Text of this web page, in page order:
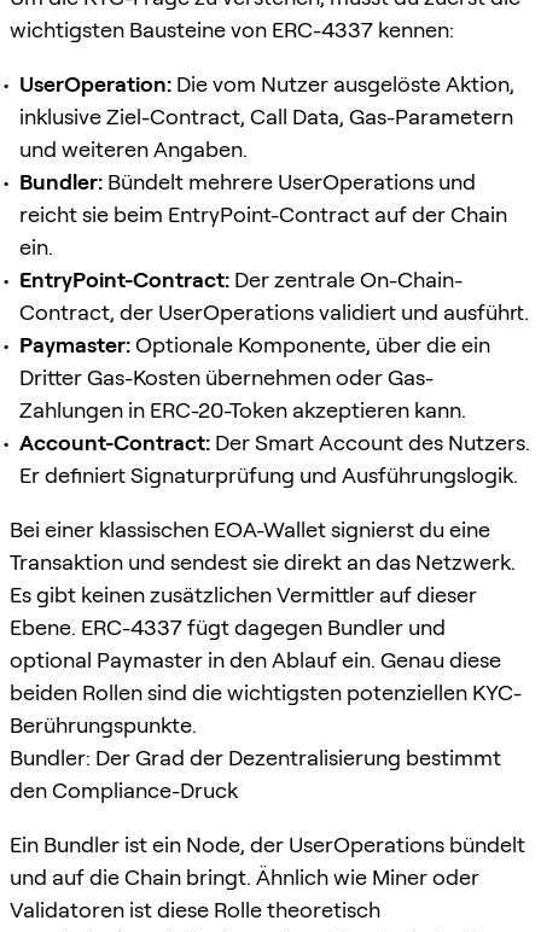
wichtigsten Bausteine von ERC-4337 kennen:
UserOperation: Die vom Nutzer ausgelöste Aktion,
inklusive Ziel-Contract, Call Data, Gas-Parametern
und weiteren Angaben.
Bundler: Bündelt mehrere UserOperations und
reicht sie beim EntryPoint-Contract auf der Chain
ein.
EntryPoint-Contract: Der zentrale On-Chain-
Contract, der UserOperations validiert und ausführt.
Paymaster:Optionale Komponente, über die ein
Dritter Gas-Kosten übernehmen oder Gas-
Zahlungen in ERC-20-Token akzeptieren kann.
Account-Contract: Der Smart Account des Nutzers.
Er definiert Signaturprüfung und Ausführungslogik.
Bei einer klassischen EOA-Wallet signierst du eine
Transaktion und sendest sie direkt an das Netzwerk.
Es gibt keinen zusätzlichen Vermittler auf dieser
Ebene. ERC-4337 fügt dagegen Bundler und
optional Paymaster in den Ablauf ein. Genau diese
beiden Rollen sind die wichtigsten potenziellen KYC-
Berührungspunkte.
Bundler: Der Grad der Dezentralisierung bestimmt
den Compliance-Druck
Ein Bundler ist ein Node, der UserOperations bündelt
und auf die Chain bringt. Ähnlich wie Miner oder
Validatoren ist diese Rolle theoretisch